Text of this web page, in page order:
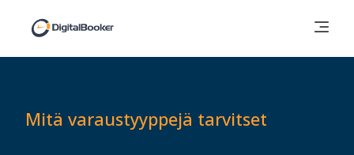
Mitä varaustyyppejä tarvitset